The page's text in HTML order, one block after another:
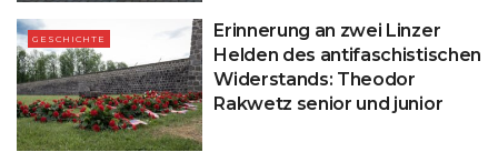
GESCHICHTE
Erinnerung an zwei Linzer
Helden des antifaschistischen
Widerstands: Theodor
Rakwetz senior und junior